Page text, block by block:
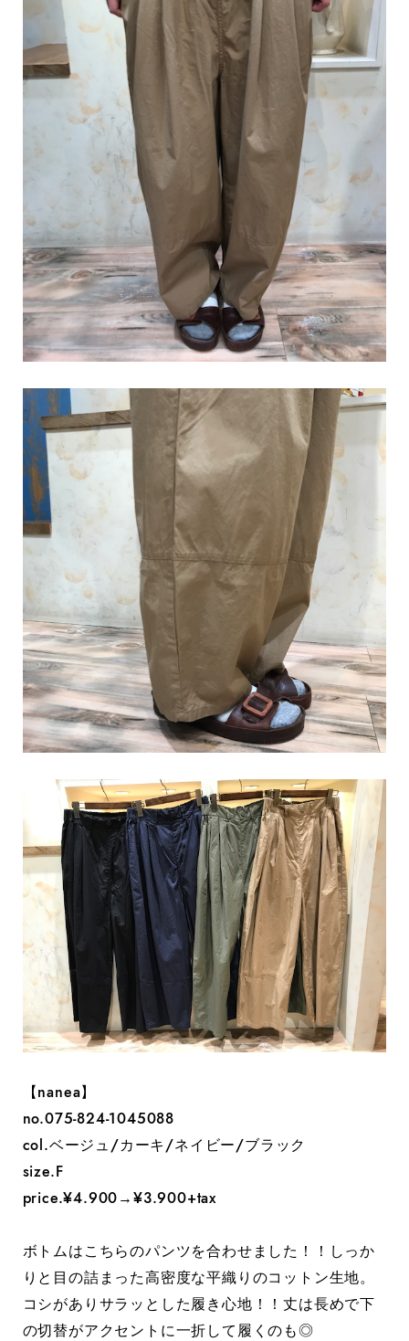
【nanea】
no.075-824-1045088
col.ベージュ/カーキ/ネイビー/ブラック
size.F
price.¥4.900→¥3.900+tax
ボトムはこちらのパンツを合わせました！！しっか
りと目の詰まった高密度な平織りのコットン生地。
コシがありサラッとした履き心地！！丈は長めで下
の切替がアクセントに一折して履くのも◎